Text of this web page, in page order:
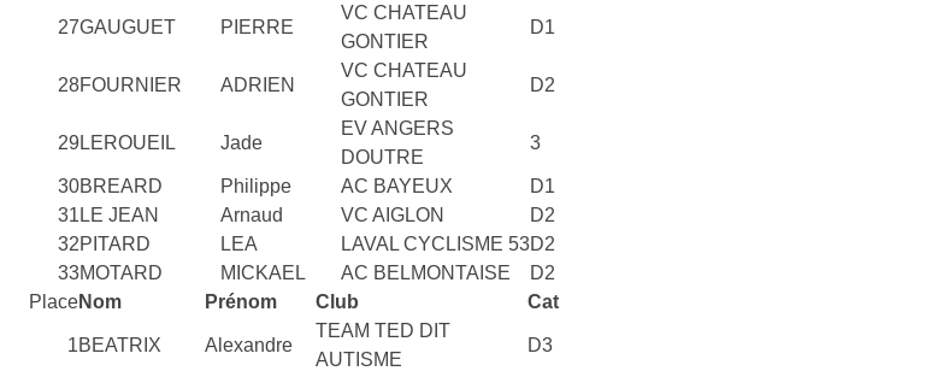
27GAUGUET PIERRE
VC CHATEAU
GONTIER
D1
28FOURNIER ADRIEN
VC CHATEAU
GONTIER
D2
29 LEROUEIL Jade
EV ANGERS
DOUTRE
3
30BREARD Philippe AC BAYEUX
D1
31 LE JEAN Arnaud VC AIGLON
D2
32PITARD LEA LAVAL CYCLISME 53D2
33MOTARD MICKAEL AC BELMONTAISE
D2
PlaceNom Prénom Club Cat
1BEATRIX Alexandre
TEAM TED DIT
AUTISME
D3